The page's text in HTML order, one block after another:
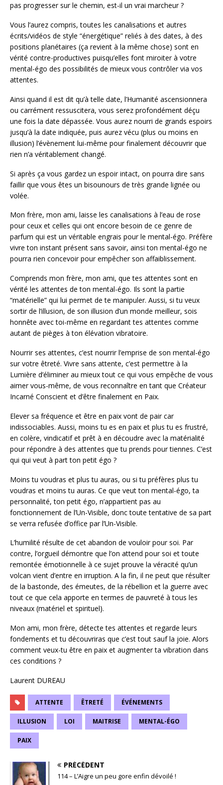
pas progresser sur le chemin, est-il un vrai marcheur ?
Vous l’aurez compris, toutes les canalisations et autres
écrits/vidéos de style “énergétique” reliés à des dates, à des
positions planétaires (ça revient à la même chose) sont en
vérité contre-productives puisqu’elles font miroiter à votre
mental-égo des possibilités de mieux vous contrôler via vos
attentes.
Ainsi quand il est dit qu’à telle date, l’Humanité ascensionnera
ou carrément ressuscitera, vous serez profondément déçu
une fois la date dépassée. Vous aurez nourri de grands espoirs
jusqu’à la date indiquée, puis aurez vécu (plus ou moins en
illusion) l’évènement lui-même pour finalement découvrir que
rien n’a véritablement changé.
Si après ça vous gardez un espoir intact, on pourra dire sans
faillir que vous êtes un bisounours de très grande lignée ou
volée.
Mon frère, mon ami, laisse les canalisations à l’eau de rose
pour ceux et celles qui ont encore besoin de ce genre de
parfum qui est un véritable engrais pour le mental-égo. Préfère
vivre ton instant présent sans savoir, ainsi ton mental-égo ne
pourra rien concevoir pour empêcher son affaiblissement.
Comprends mon frère, mon ami, que tes attentes sont en
vérité les attentes de ton mental-égo. Ils sont la partie
“matérielle” qui lui permet de te manipuler. Aussi, si tu veux
sortir de l’illusion, de son illusion d’un monde meilleur, sois
honnête avec toi-même en regardant tes attentes comme
autant de pièges à ton élévation vibratoire.
Nourrir ses attentes, c’est nourrir l’emprise de son mental-égo
sur votre êtreté. Vivre sans attente, c’est permettre à la
Lumière d’éliminer au mieux tout ce qui vous empêche de vous
aimer vous-même, de vous reconnaître en tant que Créateur
Incarné Conscient et d’être finalement en Paix.
Elever sa fréquence et être en paix vont de pair car
indissociables. Aussi, moins tu es en paix et plus tu es frustré,
en colère, vindicatif et prêt à en découdre avec la matérialité
pour répondre à des attentes que tu prends pour tiennes. C’est
qui qui veut à part ton petit égo ?
Moins tu voudras et plus tu auras, ou si tu préfères plus tu
voudras et moins tu auras. Ce que veut ton mental-égo, ta
personnalité, ton petit égo, n’appartient pas au
fonctionnement de l’Un-Visible, donc toute tentative de sa part
se verra refusée d’office par l’Un-Visible.
L’humilité résulte de cet abandon de vouloir pour soi. Par
contre, l’orgueil démontre que l’on attend pour soi et toute
remontée émotionnelle à ce sujet prouve la véracité qu’un
volcan vient d’entre en irruption. A la fin, il ne peut que résulter
de la bastonde, des émeutes, de la rébellion et la guerre avec
tout ce que cela apporte en termes de pauvreté à tous les
niveaux (matériel et spirituel).
Mon ami, mon frère, détecte tes attentes et regarde leurs
fondements et tu découvriras que c’est tout sauf la joie. Alors
comment veux-tu être en paix et augmenter ta vibration dans
ces conditions ?
Laurent DUREAU
ATTENTE ÊTRETÉ ÉVÉNEMENTS
ILLUSION LOI MAITRISE MENTAL-ÉGO
PAIX
PRÉCÉDENT
114 – L’Aigre un peu gore enfin dévoilé !